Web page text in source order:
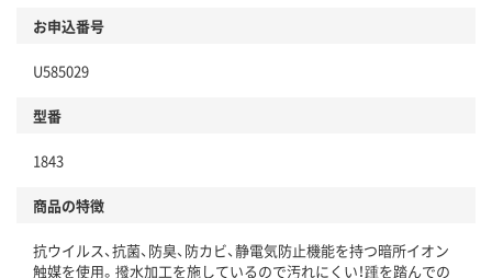
お申込番号
U585029
型番
1843
商品の特徴
抗ウイルス、抗菌、防臭、防カビ、静電気防止機能を持つ暗所イオン
触媒を使用。撥水加工を施しているので汚れにくい！踵を踏んでの